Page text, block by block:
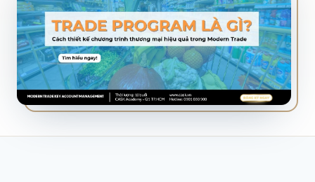
SALES & DISTRIBUTION
Modern Trade Key Account Management
Quản trị khách hàng trọng điểm kênh hiện đại
Design Winning Ecommerce Channel